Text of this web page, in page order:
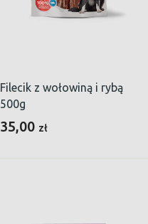
Filecik z wołowiną i rybą
500g
35,00 zł